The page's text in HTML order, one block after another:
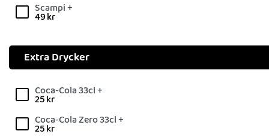
Scampi +
49kr
Extra Drycker
Coca-Cola 33cl +
25kr
Coca-Cola Zero 33cl +
25kr